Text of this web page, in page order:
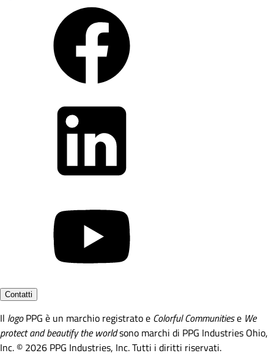
Contatti
Il logoPPG è un marchio registrato e Colorful Communitiese We
protect and beautify the worldsono marchi di PPG Industries Ohio,
Inc. © 2026 PPG Industries, Inc. Tutti i diritti riservati.